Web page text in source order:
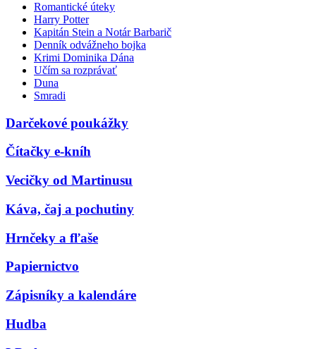
Romantické úteky
Harry Potter
Kapitán Stein a Notár Barbarič
Denník odvážneho bojka
Krimi Dominika Dána
Učím sa rozprávať
Duna
Smradi
Darčekové poukážky
Čítačky e-kníh
Vecičky od Martinusu
Káva, čaj a pochutiny
Hrnčeky a fľaše
Papiernictvo
Zápisníky a kalendáre
Hudba